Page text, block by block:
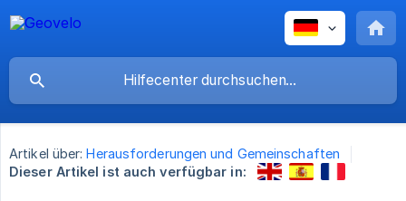
Artikel über: Herausforderungen und Gemeinschaften
Dieser Artikel ist auch verfügbar in: